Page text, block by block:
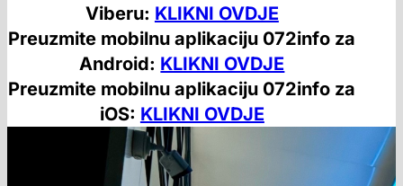
Viberu: KLIKNI OVDJE
Preuzmite mobilnu aplikaciju 072info za
Android: KLIKNI OVDJE
Preuzmite mobilnu aplikaciju 072info za
iOS: KLIKNI OVDJE